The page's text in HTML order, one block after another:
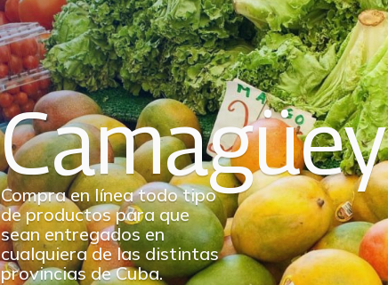
Camagüey
Compra en línea todo tipo
de productos para que
sean entregados en
cualquiera de las distintas
provincias de Cuba.